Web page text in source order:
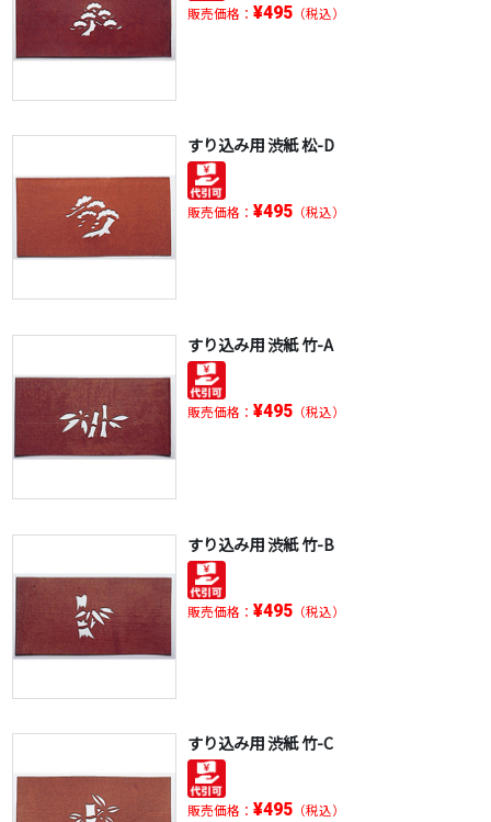
販売価格： ¥495（税込）
すり込み用 渋紙 松-D
販売価格： ¥495（税込）
すり込み用 渋紙 竹-A
販売価格： ¥495（税込）
すり込み用 渋紙 竹-B
販売価格： ¥495（税込）
すり込み用 渋紙 竹-C
販売価格： ¥495（税込）